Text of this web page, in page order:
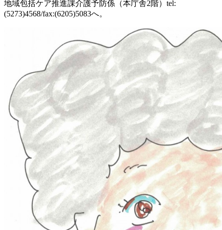
地域包括ケア推進課介護予防係（本庁舎2階）tel:
(5273)4568/fax:(6205)5083へ。